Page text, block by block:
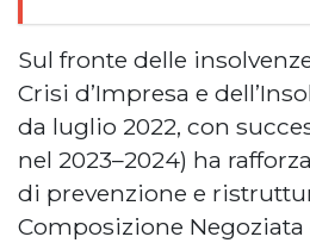
Sul fronte delle
Crisi d’Impresa e
da luglio 2022, con
nel 2023–2024) ha
di prevenzione e
Composizione Negoziata